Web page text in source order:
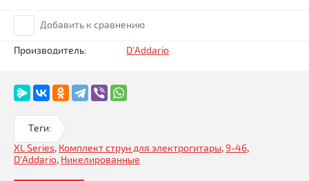
Добавить к сравнению
Производитель: D'Addario
Теги:
XL Series, Комплект струн для электрогитары,9-46,
D'Addario, Никелированные